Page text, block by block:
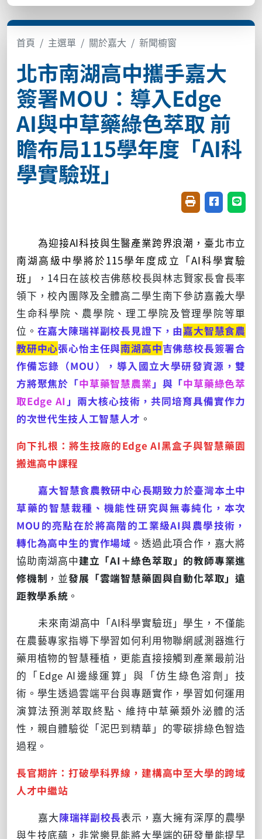
首頁 主選單 關於嘉大 新聞櫥窗
北市南湖高中攜手嘉大
簽署MOU：導入Edge
AI與中草藥綠色萃取 前
瞻布局115學年度「AI科
學實驗班」
友善列印(開新視
分享至臉書
分享
為迎接AI科技與生醫產業跨界浪潮， 臺北市立
南湖高級中學將於115學年度成立「AI科學實驗
班」
，14日在該校吉佛慈校長與林志賢家長會長率
領下，校內團隊及全體高二學生南下參訪嘉義大學
生命科學院、農學院、理工學院及管理學院等單
位。 在嘉大陳瑞祥副校長見證下，由嘉大智慧食農
教研中心張心怡主任與南湖高中吉佛慈校長簽署合
作備忘錄（MOU），導入國立大學研發資源，雙
方將聚焦於「中草藥智慧農業 」與「中草藥綠色萃
取Edge AI 」兩大核心技術，共同培育具備實作力
的次世代生技人工智慧人才 。
向下扎根：將生技廠的Edge AI黑盒子與智慧藥園
搬進高中課程
嘉大智慧食農教研中心長期致力於臺灣本土中
草藥的智慧栽種、機能性研究與無毒純化，本次
MOU的亮點在於將高階的工業級AI與農學技術，
轉化為高中生的實作場域 。透過此項合作，嘉大將
協助南湖高中建立「AI＋綠色萃取」的教師專業進
修機制 ，並發展「雲端智慧藥園與自動化萃取」遠
距教學系統 。
未來南湖高中「AI科學實驗班」學生，不僅能
在農藝專家指導下學習如何利用物聯網感測器進行
藥用植物的智慧種植，更能直接接觸到產業最前沿
的「Edge AI邊緣運算」與「仿生綠色溶劑」技
術。學生透過雲端平台與專題實作，學習如何運用
演算法預測萃取終點、維持中草藥類外泌體的活
性，親自體驗從「泥巴到精華」的零碳排綠色智造
過程。
長官期許：打破學科界線，建構高中至大學的跨域
人才中繼站
嘉大陳瑞祥副校長表示，嘉大擁有深厚的農學
與生技底蘊，非常樂見能將大學端的研發量能提早